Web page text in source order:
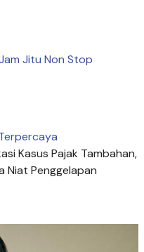
Jitu Non Stop
Kasus Pajak Tambahan,
Niat Penggelapan